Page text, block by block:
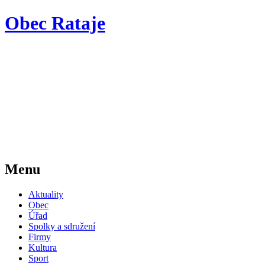
Obec Rataje
Menu
Aktuality
Obec
Úřad
Spolky a sdružení
Firmy
Kultura
Sport